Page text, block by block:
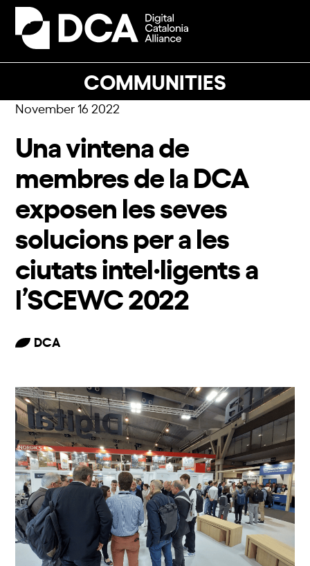
Skip
content
COMMUNITIES
Open
mobile
Close
mobile
November 16 2022
Una vintena de
membres de la DCA
exposen les seves
solucions per a les
ciutats intel·ligents a
l’SCEWC 2022
DCA